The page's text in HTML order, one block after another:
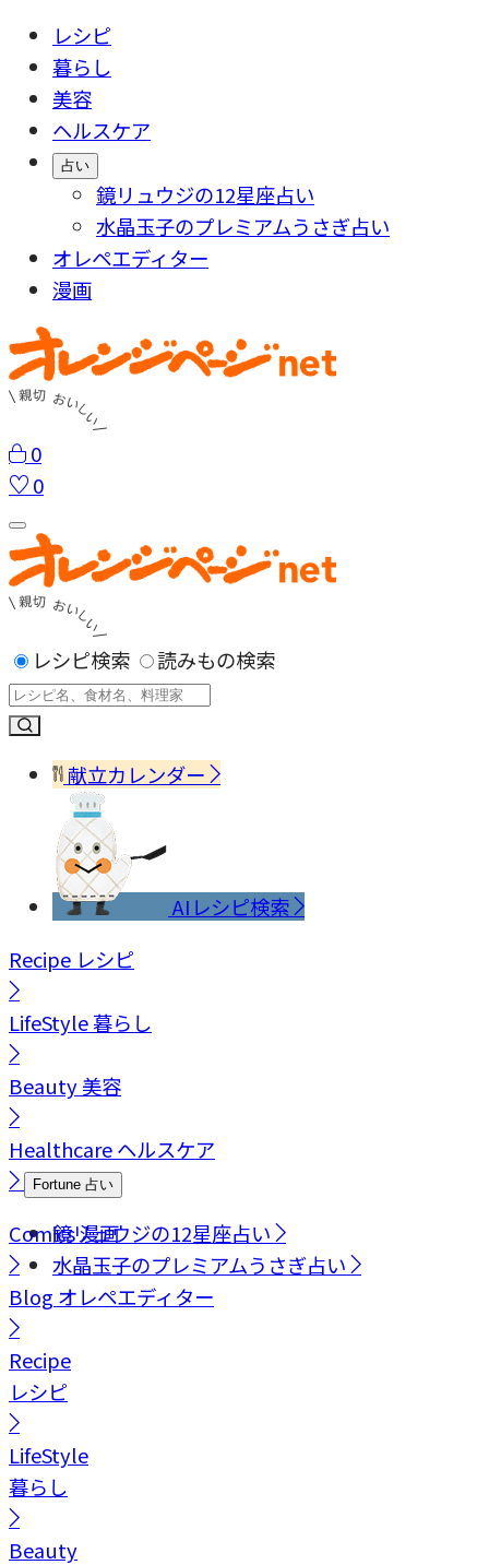
レシピ
暮らし
美容
ヘルスケア
占い
鏡リュウジの12星座占い
水晶玉子のプレミアムうさぎ占い
オレペエディター
漫画
0
0
レシピ検索 読みもの検索
献立カレンダー
AIレシピ検索
Recipe レシピ
LifeStyle暮らし
Beauty美容
Healthcareヘルスケア
Fortune 占い
鏡リュウジの12星座占い
水晶玉子のプレミアムうさぎ占い
Comics漫画
Blog オレペエディター
Recipe
レシピ
LifeStyle
暮らし
Beauty